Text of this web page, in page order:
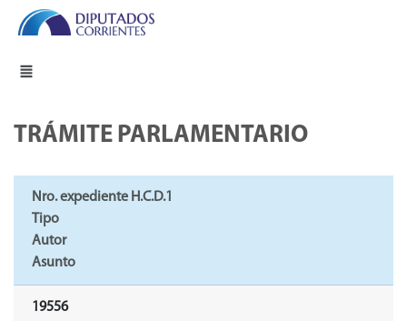
TRÁMITE PARLAMENTARIO
Nro. expediente H.C.D.1
Tipo
Autor
Asunto
19556